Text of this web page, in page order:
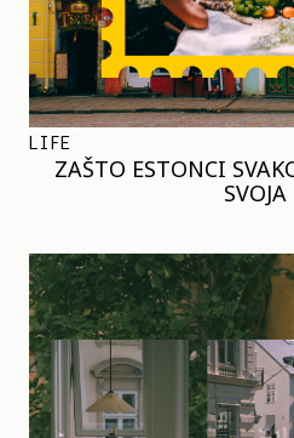
LIFE
ZAŠTO ESTONCI